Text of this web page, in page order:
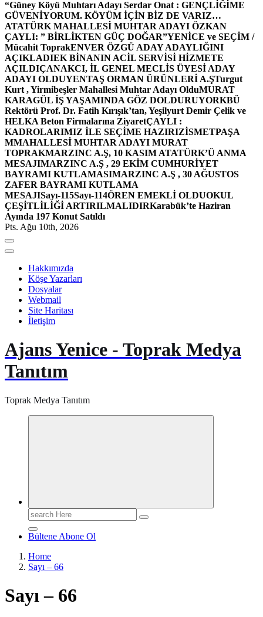
“Güney Köyü Muhtarı Adayı Serdar Onat : GENÇLİĞİME
GÜVENİYORUM. KÖYÜM İÇİN BİZ DE VARIZ…
ATATÜRK MAHALLESİ MUHTAR ADAYI ÖZKAN
ÇAYLI: ” BİRLİKTEN GÜÇ DOĞAR”YENİCE ve SEÇİM /
Mücahit ToprakENVER ÖZGÜ ADAY ADAYLIĞINI
AÇIKLADIEK BİNANIN ACİL SERVİSİ HİZMETE
AÇILDIÇANAKCI, İL GENEL MECLİS ÜYESİ ADAY
ADAYI OLDUYENTAŞ ORMAN ÜRÜNLERİ A.ŞTurgut
Kurt , Yirmibeşler Mahallesi Muhtar Adayı OlduMURAT
KARAGÜL İŞ YAŞAMINDA GÖZ DOLDURUYORKBÜ
Rektörü Prof. Dr. Fatih Kırışık’tan, Yeşilyurt Demir Çelik ve
HELKA Beton Firmalarına ZiyaretÇAYLI :
KADROLARIMIZ İLE SEÇİME HAZIRIZİSMETPAŞA
MMAHALLESİ MUHTAR ADAYI MURAT
TOPRAKMARZINC A.Ş, 10 KASIM ATATÜRK’Ü ANMA
MESAJIMARZINC A.Ş , 29 EKİM CUMHURİYET
BAYRAMI KUTLAMASIMARZINC A.Ş , 30 AĞUSTOS
ZAFER BAYRAMI KUTLAMA
MESAJISayı-115Sayı-114ÖREN EMEKLİ OLDUOKUL
ÇEŞİTLİLİĞİ ARTIRILMALIDIRKarabük’te Haziran
Ayında 197 Konut Satıldı
Pts. Ağu 10th, 2026
Hakkımızda
Köşe Yazarları
Dosyalar
Webmail
Site Haritası
İletişim
Ajans Yenice - Toprak Medya
Tanıtım
Toprak Medya Tanıtım
Search
for:
Bültene Abone Ol
Home
Sayı – 66
Sayı – 66